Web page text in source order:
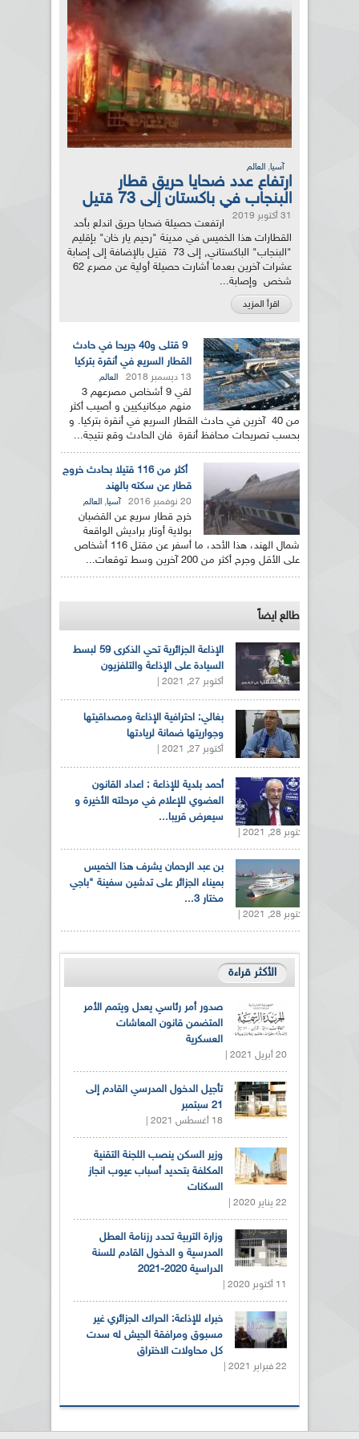
آسيا, العالم
ارتفاع عدد ضحايا حريق قطار
البنجاب في باكستان إلى 73 قتيل
31 أكتوبر 2019
ارتفعت حصيلة ضحايا حريق اندلع بأحد
القطارات هذا الخميس في مدينة "رحيم يار خان" بإقليم
"البنجاب" الباكستاني, إلى 73 قتيل بالإضافة إلى إصابة
عشرات آخرين بعدما أشارت حصيلة أولية عن مصرع 62
شخص وإصابة...
اقرأ المزيد
9 قتلى و40 جريحا في حادث
القطار السريع في أنقرة بتركيا
13 ديسمبر 2018 العالم
لقي 9 أشخاص مصرعهم 3
منهم ميكانيكيين و أصيب أكثر
من 40 آخرين في حادث القطار السريع في أنقرة بتركيا. و
بحسب تصريحات محافظ أنقرة فان الحادث وقع نتيجة...
أكثر من 116 قتيلا بحادث خروج
قطار عن سكته بالهند
20 نوفمبر 2016 آسيا, العالم
خرج قطار سريع عن القضبان
بولاية أوتار براديش الواقعة
شمال الهند، هذا الأحد، ما أسفر عن مقتل 116 أشخاص
على الأقل وجرح أكثر من 200 آخرين وسط توقعات...
طالع ايضاً
الإذاعة الجزائرية تحي الذكرى 59 لبسط
السيادة على الإذاعة والتلفزيون
أكتوبر 27, 2021 |
بغالي: احترافية الإذاعة ومصداقيتها
وجواريتها ضمانة لريادتها
أكتوبر 27, 2021 |
أحمد بلدية للإذاعة : اعداد القانون
العضوي للإعلام في مرحلته الأخيرة و
سيعرض قريبا...
أكتوبر 28, 2021 |
بن عبد الرحمان يشرف هذا الخميس
بميناء الجزائر على تدشين سفينة "باجي
مختار 3...
أكتوبر 28, 2021 |
الأكثر قراءة
صدور أمر رئاسي يعدل ويتمم الأمر
المتضمن قانون المعاشات
العسكرية
20 أبريل 2021 |
تأجيل الدخول المدرسي القادم إلى
21 سبتمبر
18 أغسطس 2021 |
وزير السكن ينصب اللجنة التقنية
المكلفة بتحديد أسباب عيوب انجاز
السكنات
22 يناير 2020 |
وزارة التربية تحدد رزنامة العطل
المدرسية و الدخول القادم للسنة
الدراسية 2020-2021
11 أكتوبر 2020 |
خبراء للإذاعة: الحراك الجزائري غير
مسبوق ومرافقة الجيش له سدت
كل محاولات الاختراق
22 فبراير 2021 |